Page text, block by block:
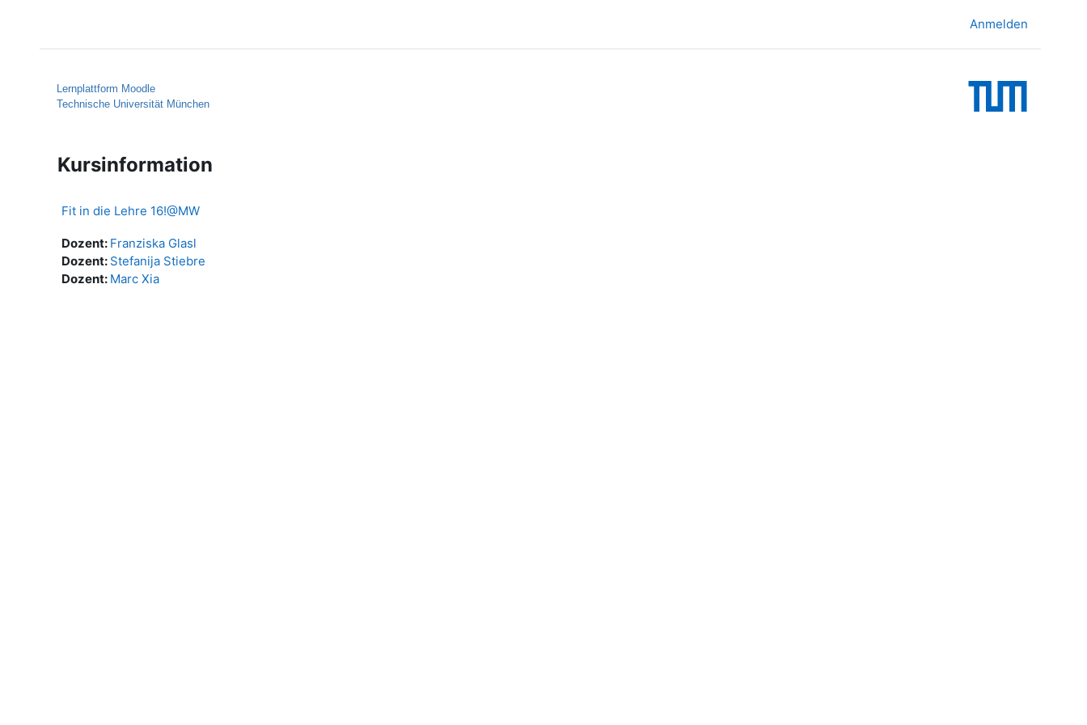
Anmelden
Lernplattform Moodle
Technische Universität München
Kursinformation
Fit in die Lehre 16!@MW
Dozent: Franziska Glasl
Dozent: Stefanija Stiebre
Dozent: Marc Xia